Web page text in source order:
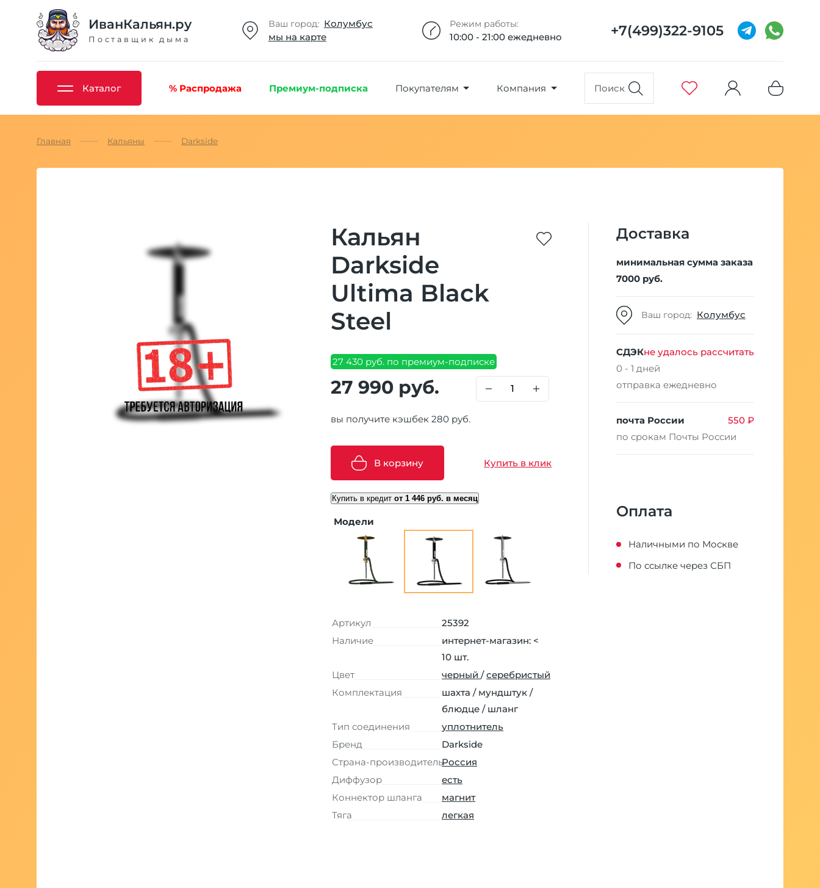
ИванКальян.ру
Поставщик дыма
Ваш город: Колумбус
мы на карте
Режим работы:
10:00 - 21:00 ежедневно +7(499)322-9105
Каталог % Распродажа Премиум-подписка Покупателям Компания
Товар добавлен в корзину
Товар добавлен в избранное
Добавлено максимальное кол-во товара
Товар удален из избранного
Промокод скопирован
Главная Кальяны Darkside
Кальян
Darkside
Ultima Black
Steel
27 430 руб. по премиум-подписке
27 990 руб.
вы получите кэшбек 280 руб.
В корзину Купить в клик
Купить в кредит от 1 446 руб. в месяц
Модели
Артикул
25392
Наличие
интернет-магазин: <
10 шт.
Цвет
черный /серебристый
Комплектация
шахта / мундштук /
блюдце / шланг
Тип соединения
уплотнитель
Бренд
Darkside
Страна-производительРоссия
Диффузор
есть
Коннектор шланга
магнит
Тяга
легкая
Доставка
минимальная сумма заказа
7000 руб.
Ваш город: Колумбус
СДЭКне удалось рассчитать
0 - 1 дней
отправка ежедневно
почта России
550 ₽
по срокам Почты России
Оплата
Наличными по Москве
По ссылке через СБП